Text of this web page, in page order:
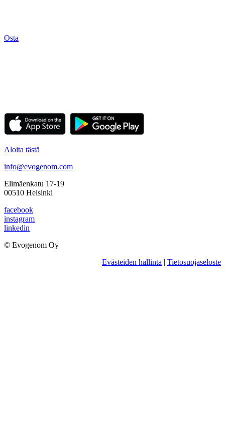
Osta
Aloita tästä
info@evogenom.com
Elimäenkatu 17-19
00510 Helsinki
facebook
instagram
linkedin
© Evogenom Oy
Evästeiden hallinta | Tietosuojaseloste